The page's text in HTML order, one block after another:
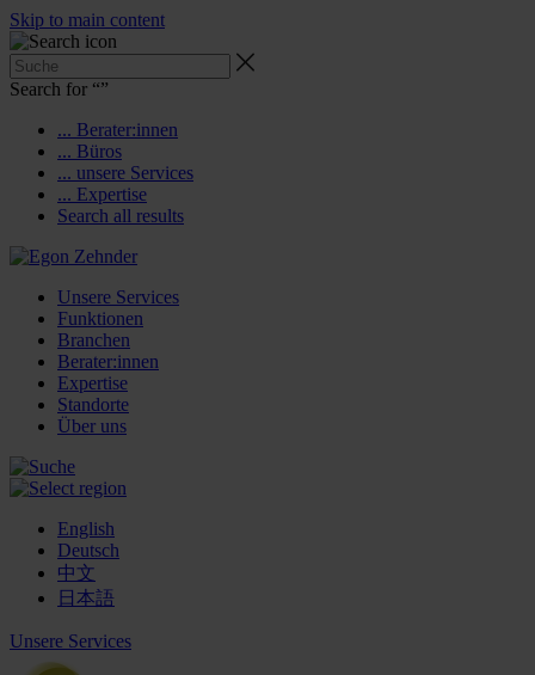
Skip to main content
Search for “”
... Berater:innen
... Büros
... unsere Services
... Expertise
Search all results
Unsere Services
Funktionen
Branchen
Berater:innen
Expertise
Standorte
Über uns
English
Deutsch
中文
日本語
Unsere Services